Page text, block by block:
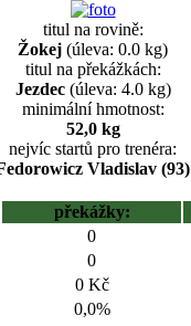
titul na rovině:
Žokej (úleva: 0.0 kg)
titul na překážkách:
Jezdec(úleva: 4.0 kg)
minimální hmotnost:
52,0 kg
nejvíc startů pro trenéra:
Vladislav (93)
překážky:
0
0
0 Kč
0,0%